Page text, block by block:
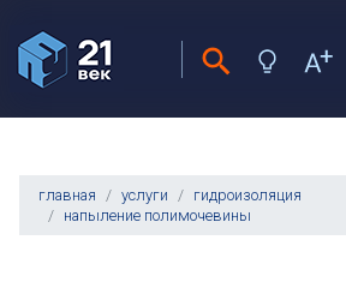
главная услуги
гидроизоляция
напыление полимочевины